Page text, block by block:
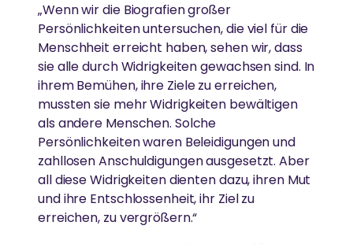
„Wenn wir die Biografien großer
Persönlichkeiten untersuchen, die viel für die
Menschheit erreicht haben, sehen wir, dass
sie alle durch Widrigkeiten gewachsen sind. In
ihrem Bemühen, ihre Ziele zu erreichen,
mussten sie mehr Widrigkeiten bewältigen
als andere Menschen. Solche
Persönlichkeiten waren Beleidigungen und
zahllosen Anschuldigungen ausgesetzt. Aber
all diese Widrigkeiten dienten dazu, ihren Mut
und ihre Entschlossenheit, ihr Ziel zu
erreichen, zu vergrößern.“